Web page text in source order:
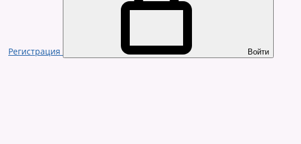
Регистрация Войти